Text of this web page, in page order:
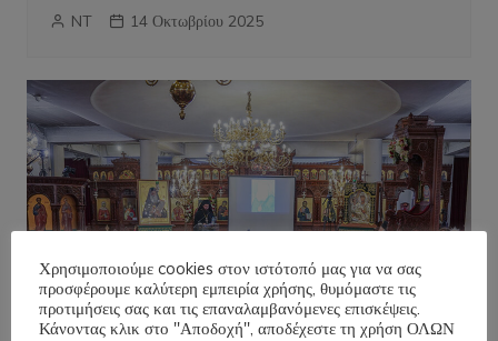
NT 14 Οκτωβρίου 2025
Χρησιμοποιούμε cookies στον ιστότοπό μας για να σας
προσφέρουμε καλύτερη εμπειρία χρήσης, θυμόμαστε τις
προτιμήσεις σας και τις επαναλαμβανόμενες επισκέψεις.
Κάνοντας κλικ στο "Αποδοχή", αποδέχεστε τη χρήση ΟΛΩΝ